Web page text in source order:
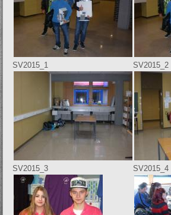
SV2015_1 SV2015_2
SV2015_3 SV2015_4